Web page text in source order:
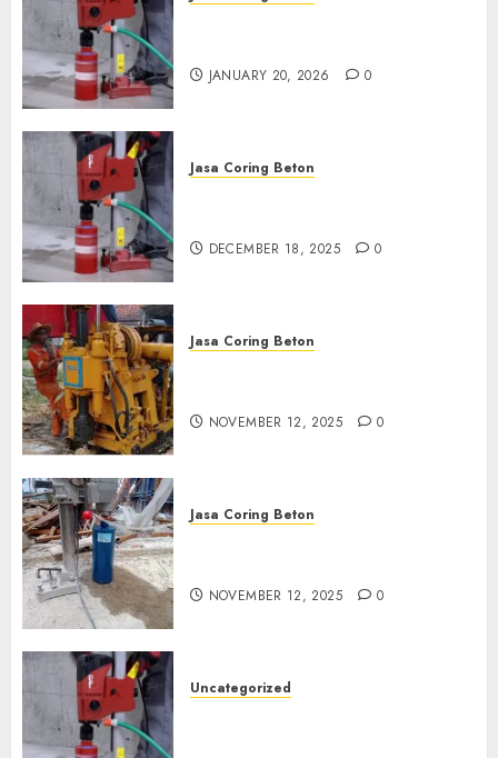
JANUARY 20, 2026 0
Jasa Coring Beton
DECEMBER 18, 2025 0
Jasa Coring Beton
NOVEMBER 12, 2025 0
Jasa Coring Beton
NOVEMBER 12, 2025 0
Uncategorized